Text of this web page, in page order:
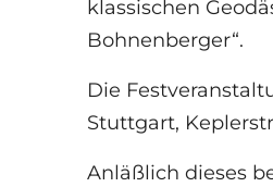
klassischen
Bohnenberger“.
Die
Stuttgart,
Anläßlich dieses